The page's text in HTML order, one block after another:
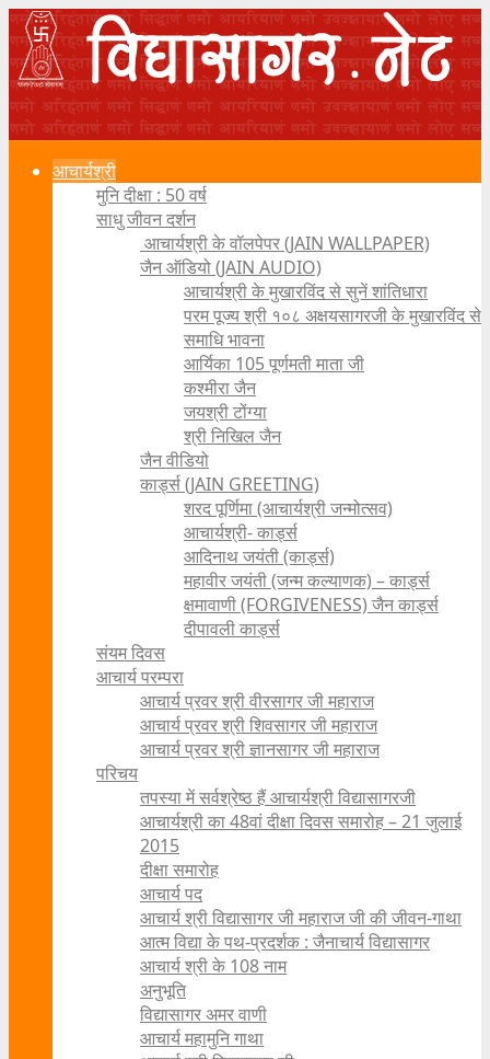
आचार्यश्री
मुनि दीक्षा : 50 वर्ष
साधु जीवन दर्शन
आचार्यश्री के वॉलपेपर (JAIN WALLPAPER)
जैन ऑडियो (JAIN AUDIO)
आचार्यश्री के मुखारविंद से सुनें शांतिधारा
परम पूज्य श्री १०८ अक्षयसागरजी के मुखारविंद से
समाधि भावना
आर्यिका 105 पूर्णमती माता जी
कश्मीरा जैन
जयश्री टोंग्या
श्री निखिल जैन
जैन वीडियो
कार्ड्स (JAIN GREETING)
शरद पूर्णिमा (आचार्यश्री जन्मोत्सव)
आचार्यश्री- कार्ड्स
आदिनाथ जयंती (कार्ड्स)
महावीर जयंती (जन्म कल्याणक) – कार्ड्स
क्षमावाणी (FORGIVENESS) जैन कार्ड्स
दीपावली कार्ड्स
संयम दिवस
आचार्य परम्परा
आचार्य प्रवर श्री वीरसागर जी महाराज
आचार्य प्रवर श्री शिवसागर जी महाराज
आचार्य प्रवर श्री ज्ञानसागर जी महाराज
परिचय
तपस्या में सर्वश्रेष्ठ हैं आचार्यश्री विद्यासागरजी
आचार्यश्री का 48वां दीक्षा दिवस समारोह – 21 जुलाई
2015
दीक्षा समारोह
आचार्य पद
आचार्य श्री विद्यासागर जी महाराज जी की जीवन-गाथा
आत्म विद्या के पथ-प्रदर्शक : जैनाचार्य विद्यासागर
आचार्य श्री के 108 नाम
अनुभूति
विद्यासागर अमर वाणी
आचार्य महामुनि गाथा